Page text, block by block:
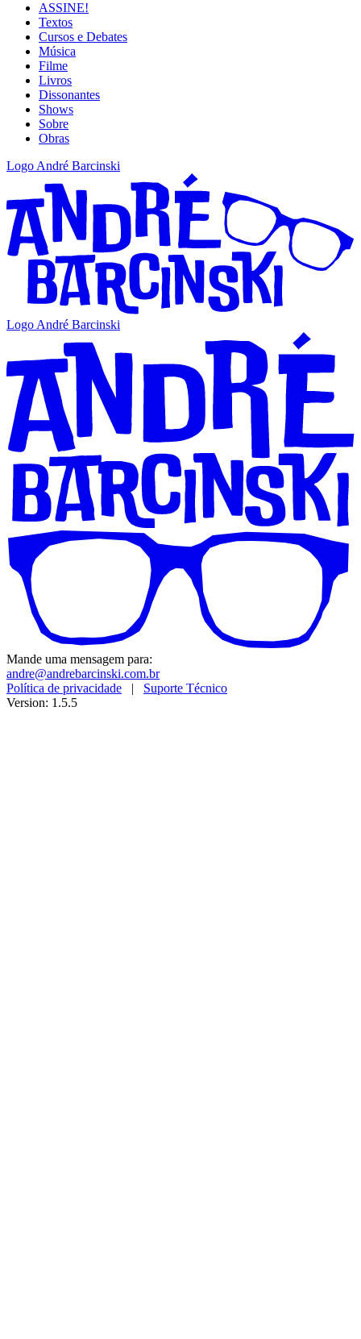
ASSINE!
Textos
Cursos e Debates
Música
Filme
Livros
Dissonantes
Shows
Sobre
Obras
Logo André Barcinski
Logo André Barcinski
Mande uma mensagem para:
andre@andrebarcinski.com.br
Política de privacidade | Suporte Técnico
Version: 1.5.5